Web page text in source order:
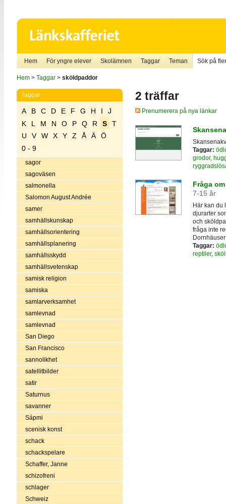
Hem För yngre elever Skolämnen Taggar Teman Sök på
Hem> Taggar> sköldpaddor
Taggar
A B C D E F G H I
J
K
L M N O P Q R S
T
U
V W X Y Z Å Ä
Ö
0 - 9
sagor
sagoväsen
salmonella
Salomon August Andrée
samer
samhällskunskap
samhällsorientering
samhällsplanering
samhällsskydd
samhällsvetenskap
samisk religion
samiska
samlarverksamhet
samlevnad
samlevnad
San Diego
San Francisco
sannolikhet
satellitbilder
satir
Saturnus
savanner
Sápmi
scenisk konst
schack
schackspelare
Schaffer, Janne
schizofreni
schlager
Schweiz
2 träffar
Prenumerera på nya länkar
Taggar:
grodor,
Fråga
7-15 år
Här kan du
djurarter
och
fråga inte
Taggar:
reptiler,